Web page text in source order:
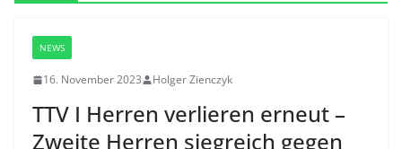
NEWS
16. November 2023 Holger Zienczyk
TTV I Herren verlieren erneut –
Zweite Herren siegreich gegen